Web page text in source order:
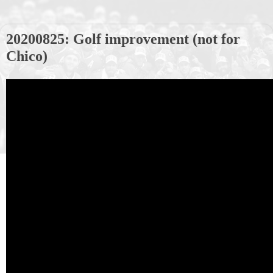
20200825: Golf improvement (not for
Chico)